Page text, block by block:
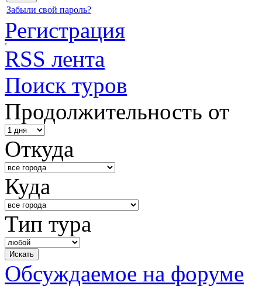
Забыли свой пароль?
Регистрация
RSS лента
Поиск туров
Продолжительность от
Откуда
Куда
Тип тура
Обсуждаемое на форуме